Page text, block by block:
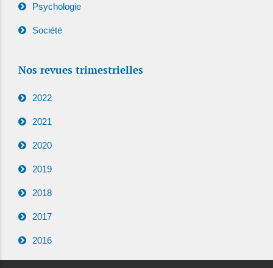
Psychologie
Société
Nos revues trimestrielles
2022
2021
2020
2019
2018
2017
2016